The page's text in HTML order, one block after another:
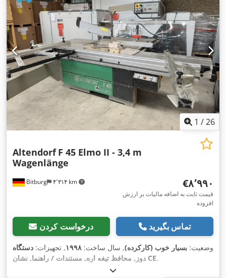
1 /26
Bitburg ۴٬۳۱۴ km
Altendorf F 45 Elmo II - 3,4 m
Wagenlänge
‎€۸٬۹۹۰
قیمت ثابت به اضافه مالیات بر ارزش
افزوده
درخواست کردن تماس بگیرید
وضعیت: بسیار خوب (کارکرده), سال ساخت: ۱۹۹۸, تجهیزات: دستگاه
دوز, محافظ تیغه اره, مستندات / راهنما, نشان CE,